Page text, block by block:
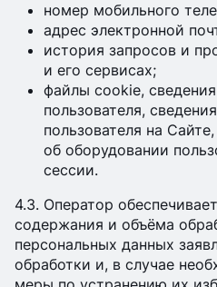
номер мобильного
адрес электронной
история запросов и
и его сервисах;
файлы cookie,
пользователя,
пользователя на
об оборудовании
сессии.
4.3. Оператор
содержания и объёма
персональных данных
обработки и, в случае